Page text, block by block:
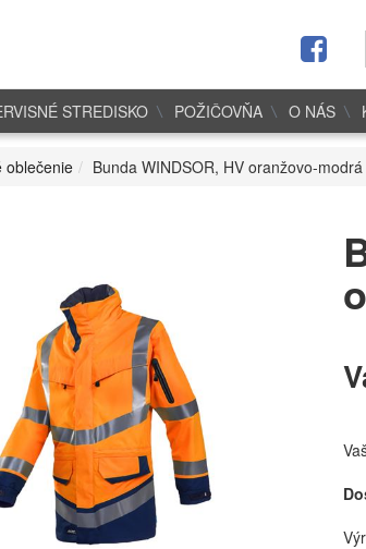
STREDISKO POŽIČOVŇA O NÁS
oblečenie Bunda WINDSOR, HV oranžovo-